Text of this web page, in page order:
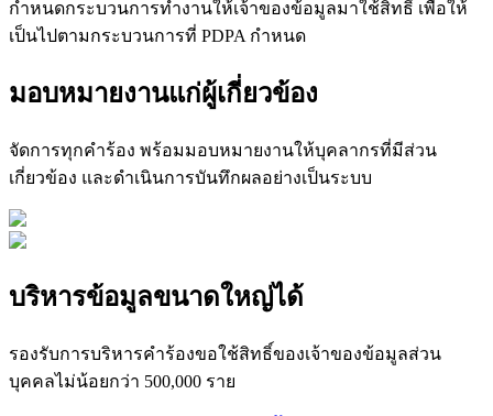
กำหนดกระบวนการทำงานให้เจ้าของข้อมูลมาใช้สิทธิ์ เพื่อให้
เป็นไปตามกระบวนการที่ PDPA กำหนด
มอบหมายงานแก่ผู้เกี่ยวข้อง
จัดการทุกคำร้อง พร้อมมอบหมายงานให้บุคลากรที่มีส่วน
เกี่ยวข้อง และดำเนินการบันทึกผลอย่างเป็นระบบ
บริหารข้อมูลขนาดใหญ่ได้
รองรับการบริหารคําร้องขอใช้สิทธิ์ของเจ้าของข้อมูลส่วน
บุคคลไม่น้อยกว่า 500,000 ราย